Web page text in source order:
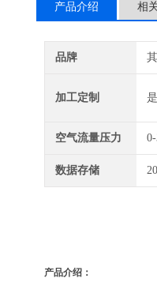
产品介绍 相
品牌
加工定制 是
空气流量压力
数据存储
产品介绍：